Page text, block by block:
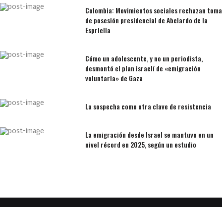
Colombia: Movimientos sociales rechazan toma
de posesión presidencial de Abelardo de la
Espriella
Cómo un adolescente, y no un periodista,
desmontó el plan israelí de «emigración
voluntaria» de Gaza
La sospecha como otra clave de resistencia
La emigración desde Israel se mantuvo en un
nivel récord en 2025, según un estudio